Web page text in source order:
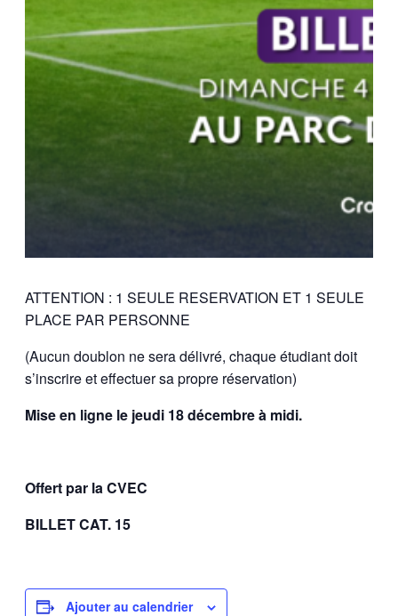
ATTENTION : 1 SEULE RESERVATION ET 1 SEULE
PLACE PAR PERSONNE
(Aucun doublon ne sera délivré, chaque étudiant doit
s’inscrire et effectuer sa propre réservation)
Mise en ligne le jeudi 18 décembre à midi.
Offert par la CVEC
BILLET CAT. 15
Ajouter au calendrier